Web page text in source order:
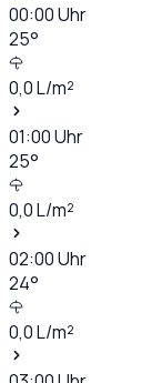
00:00Uhr
25°
0,0L/m²
01:00Uhr
25°
0,0L/m²
02:00Uhr
24°
0,0L/m²